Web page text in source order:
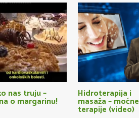
nas truju –
o margarinu!
Hidroterapija i
masaža – moćne
terapije (video)